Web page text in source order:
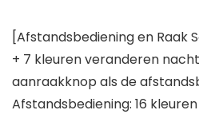
[Afstandsbediening en Raak
+ 7 kleuren veranderen
aanraakknop als de
Afstandsbediening: 16